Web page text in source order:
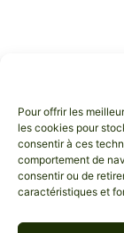
Pour offrir les
les cookies pour
consentir à ces
comportement de
consentir ou de
caractéristiques et